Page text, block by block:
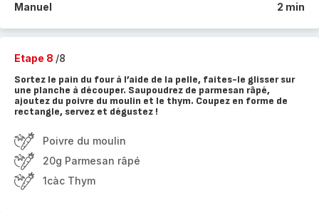
Manuel 2 min
Etape 8 /8
Sortez le pain du four à l’aide de la pelle, faites-le glisser sur
une planche à découper. Saupoudrez de parmesan râpé,
ajoutez du poivre du moulin et le thym. Coupez en forme de
rectangle, servez et dégustez !
Poivre du moulin
20g Parmesan râpé
1càc Thym